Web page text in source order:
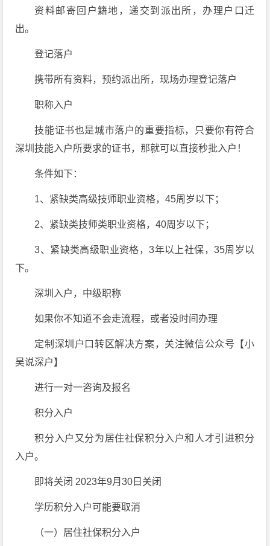
资料邮寄回户籍地，递交到派出所，办理户口迁
出。
登记落户
携带所有资料，预约派出所，现场办理登记落户
职称入户
技能证书也是城市落户的重要指标，只要你有符合
深圳技能入户所要求的证书，那就可以直接秒批入户！
条件如下：
1、紧缺类高级技师职业资格，45周岁以下；
2、紧缺类技师类职业资格，40周岁以下；
3、紧缺类高级职业资格，3年以上社保，35周岁以
下。
深圳入户，中级职称
如果你不知道不会走流程，或者没时间办理
定制深圳户口转区解决方案，关注微信公众号【小
吴说深户】
进行一对一咨询及报名
积分入户
积分入户又分为居住社保积分入户和人才引进积分
入户。
即将关闭 2023年9月30日关闭
学历积分入户可能要取消
（一）居住社保积分入户